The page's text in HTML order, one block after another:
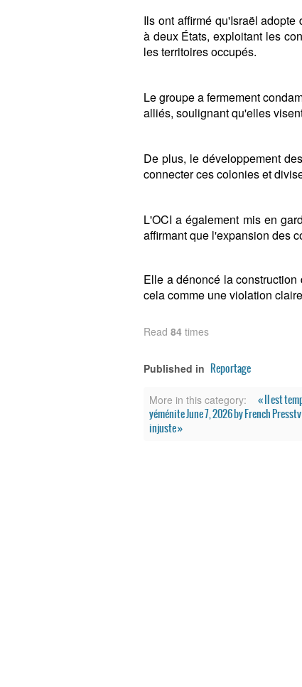
Ils ont affirmé qu'Israël
à deux États, exploitant les
les territoires occupés.
Le groupe a fermement
alliés, soulignant qu'elles
De plus, le développement
connecter ces colonies et
L'OCI a également mis en
affirmant que l'expansion des
Elle a dénoncé la
cela comme une violation
Read 84 times
Published in Reportage
More in this category:
« Il est
yéménite June 7, 2026 by French Presstv
injuste »